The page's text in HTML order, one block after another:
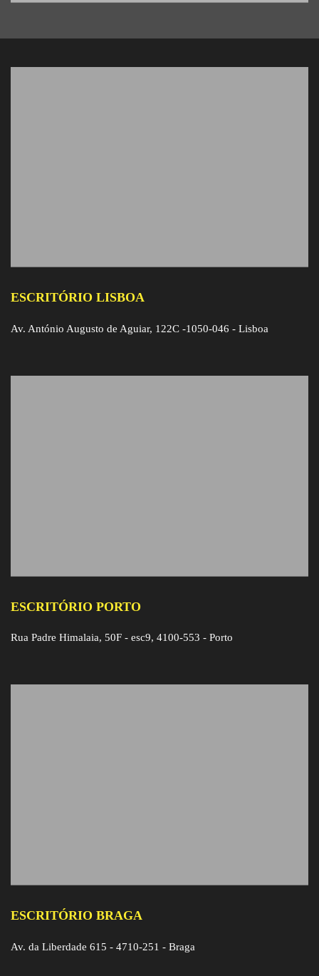
ESCRITÓRIO LISBOA
Av. António Augusto de Aguiar, 122C -1050-046 - Lisboa
ESCRITÓRIO PORTO
Rua Padre Himalaia, 50F - esc9, 4100-553 - Porto
ESCRITÓRIO BRAGA
Av. da Liberdade 615 - 4710-251 - Braga